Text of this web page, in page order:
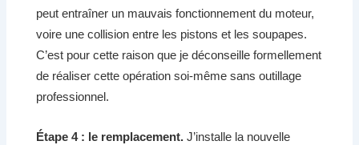
peut entraîner un mauvais fonctionnement du moteur,
voire une collision entre les pistons et les soupapes.
C’est pour cette raison que je déconseille formellement
de réaliser cette opération soi-même sans outillage
professionnel.
Étape 4 : le remplacement. J’installe la nouvelle